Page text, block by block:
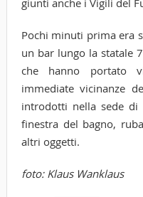
Pochi minuti prima era
un bar lungo la statale
che hanno portato
immediate vicinanze
introdotti nella sede di
finestra del bagno,
altri oggetti.
foto: Klaus Wanklaus